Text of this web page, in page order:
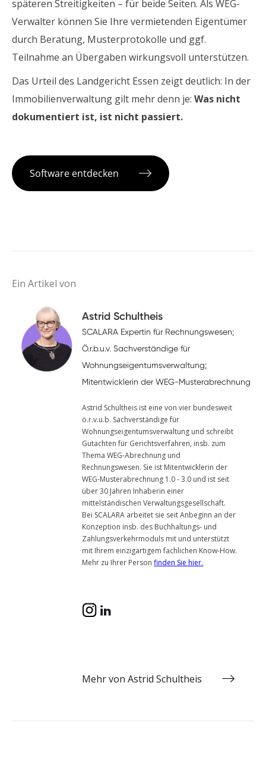
späteren Streitigkeiten – für beide Seiten. Als WEG-
Verwalter können Sie Ihre vermietenden Eigentümer
durch Beratung, Musterprotokolle und ggf.
Teilnahme an Übergaben wirkungsvoll unterstützen.
Das Urteil des Landgericht Essen zeigt deutlich: In der
Immobilienverwaltung gilt mehr denn je: Was nicht
dokumentiert ist, ist nicht passiert.
Software entdecken
Ein Artikel von
Astrid Schultheis
SCALARA Expertin für Rechnungswesen;
Ö.r.b.u.v. Sachverständige für
Wohnungseigentumsverwaltung;
Mitentwicklerin der WEG-Musterabrechnung
Astrid Schultheis ist eine von vier bundesweit
ö.r.v.u.b. Sachverständige für
Wohnungseigentumsverwaltung und schreibt
Gutachten für Gerichtsverfahren, insb. zum
Thema WEG-Abrechnung und
Rechnungswesen. Sie ist Mitentwicklerin der
WEG-Musterabrechnung 1.0 - 3.0 und ist seit
über 30 Jahren Inhaberin einer
mittelständischen Verwaltungsgesellschaft.
Bei SCALARA arbeitet sie seit Anbeginn an der
Konzeption insb. des Buchhaltungs- und
Zahlungsverkehrmoduls mit und unterstützt
mit Ihrem einzigartigem fachlichen Know-How.
Mehr zu Ihrer Personfinden Sie hier.
Mehr von Astrid Schultheis